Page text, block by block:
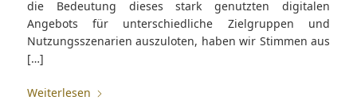
die Bedeutung dieses stark genutzten digitalen
Angebots für unterschiedliche Zielgruppen und
Nutzungsszenarien auszuloten, haben wir Stimmen aus
[…]
Weiterlesen